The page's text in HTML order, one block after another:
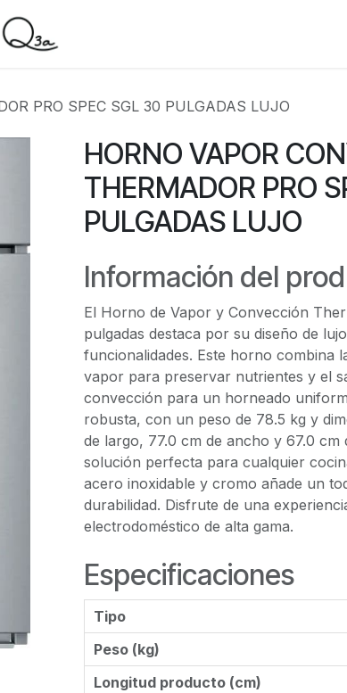
PRO SPEC SGL 30 PULGADAS LUJO
HORNO VAPOR
THERMADOR PRO
PULGADAS LUJO
Información del
El Horno de Vapor y Convección
pulgadas destaca por su diseño de
funcionalidades. Este horno combina
vapor para preservar nutrientes y el
convección para un horneado
robusta, con un peso de 78.5 kg y
de largo, 77.0 cm de ancho y 67.0
solución perfecta para cualquier
acero inoxidable y cromo añade un
durabilidad. Disfrute de una
electrodoméstico de alta gama.
Especificaciones
Tipo
Peso (kg)
Longitud producto (cm)